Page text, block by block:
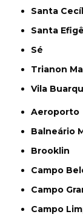
Santa
Santa
Sé
Trianon
Vila
Aeroporto
Balneário
Brooklin
Campo
Campo
Campo